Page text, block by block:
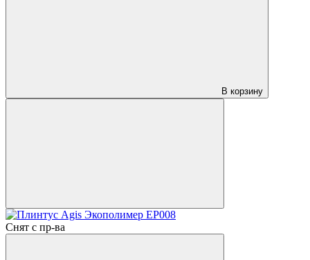
В корзину
Снят с пр-ва